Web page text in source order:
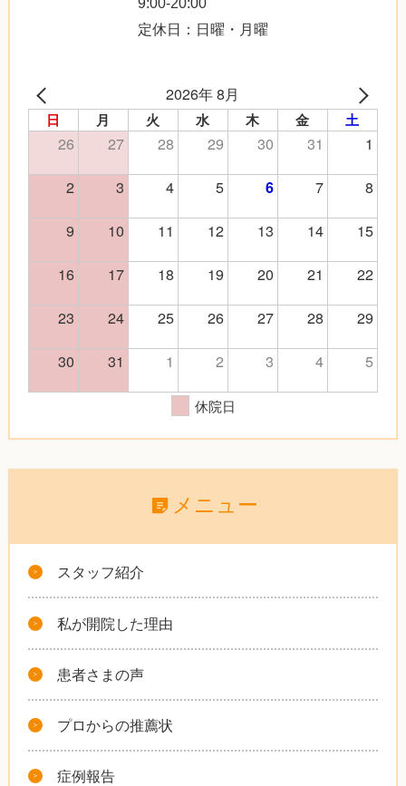
定休日：日曜・月曜
2026年 8月
日 月 火 水 木 金 土
26 27 28 29 30 31
1
2
3 4 5 6 7
8
9
10 11 12 13 14
15
16
17 18 19 20 21
22
23
24 25 26 27 28
29
30
31 1 2 3 4 5
休院日
メニュー
スタッフ紹介
私が開院した理由
患者さまの声
プロからの推薦状
症例報告